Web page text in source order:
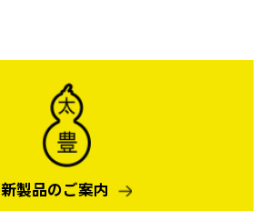
新製品のご案内